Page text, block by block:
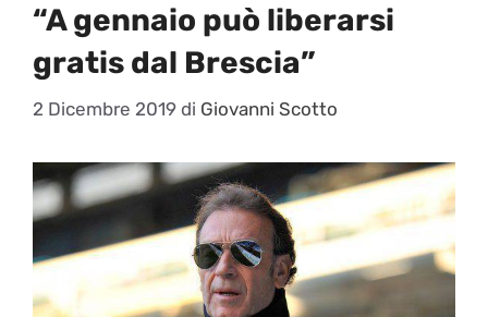
“A gennaio può liberarsi
gratis dal Brescia”
2 Dicembre 2019 di Giovanni Scotto